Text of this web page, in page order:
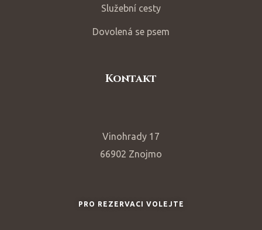
Služební cesty
Dovolená se psem
Kontakt
Vinohrady 17
66902 Znojmo
PRO REZERVACI VOLEJTE